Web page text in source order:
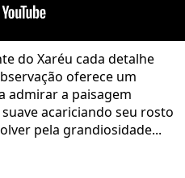
do Xaréu cada detalhe
oferece um
admirar a paisagem
acariciando seu rosto
pela grandiosidade...